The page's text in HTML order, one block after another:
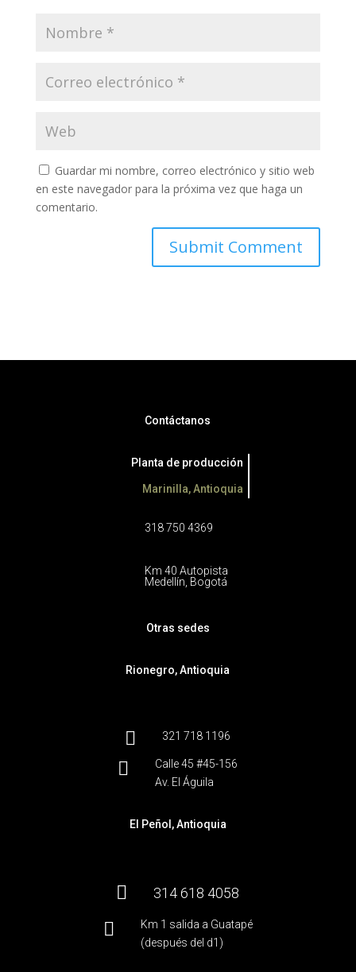
Guardar mi nombre, correo electrónico y sitio web
en este navegador para la próxima vez que haga un
comentario.
Contáctanos
Planta de producción
Marinilla, Antioquia
318 750 4369
Km 40 Autopista
Medellín, Bogotá
Otras sedes
Rionegro, Antioquia
 321 718 1196

Calle 45 #45-156
Av. El Águila
El Peñol, Antioquia
 314 618 4058

Km 1 salida a Guatapé
(después del d1)